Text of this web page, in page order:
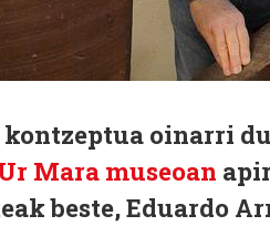
kontzeptua oinarri
Mara museoan
beste, Eduardo